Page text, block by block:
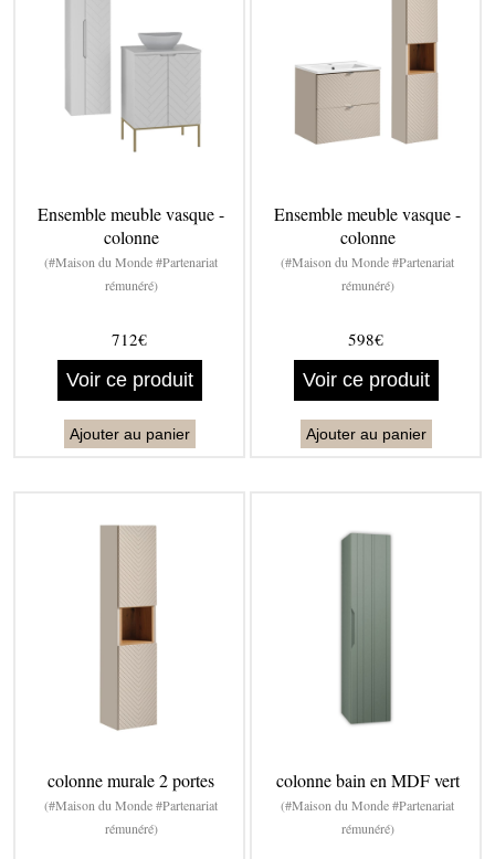
Ensemble meuble vasque -
colonne
(#Maison du Monde #Partenariat
rémunéré)
712€
Voir ce produit
Ajouter au panier
Ensemble meuble vasque -
colonne
(#Maison du Monde #Partenariat
rémunéré)
598€
Voir ce produit
Ajouter au panier
colonne murale 2 portes
(#Maison du Monde #Partenariat
rémunéré)
colonne bain en MDF vert
(#Maison du Monde #Partenariat
rémunéré)